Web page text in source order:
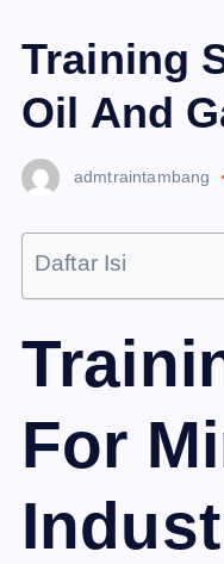
Training
Oil And
admtraintambang
Daftar Isi
For